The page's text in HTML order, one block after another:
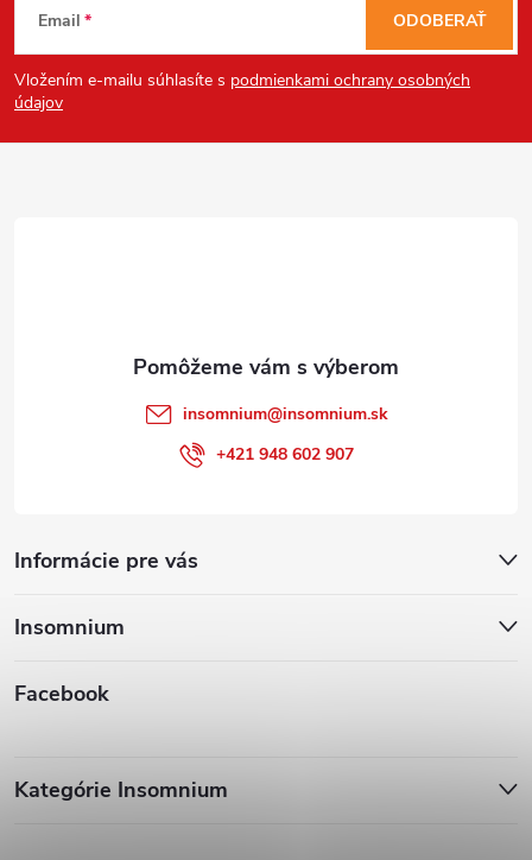
á
p
Email
Vložením e-mailu súhlasíte s podmienkami ochrany osobných
údajov
ODOBERAŤ
Informácie pre vás
Insomnium
Facebook
insomnium@insomnium.sk
+421 948 602 907
Kategórie Insomnium